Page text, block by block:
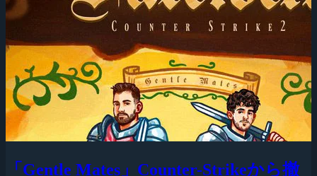
「Gentle Mates」Counter-Strikeから撤